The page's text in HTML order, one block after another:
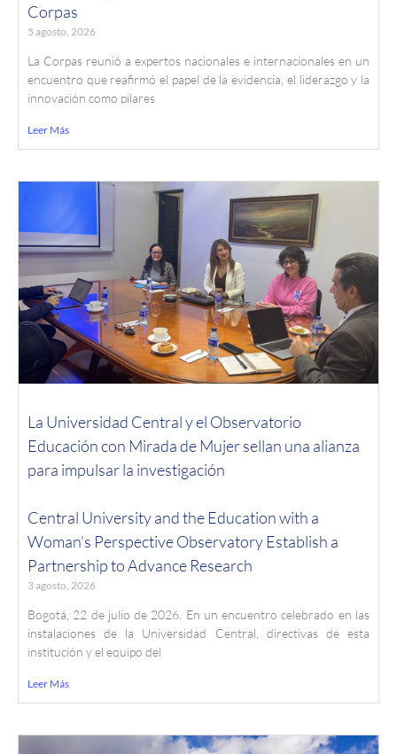
Corpas
5 agosto, 2026
La Corpas reunió a expertos nacionales e internacionales en un
encuentro que reafirmó el papel de la evidencia, el liderazgo y la
innovación como pilares
Leer Más
La Universidad Central y el Observatorio
Educación con Mirada de Mujer sellan una alianza
para impulsar la investigación
Central University and the Education with a
Woman’s Perspective Observatory Establish a
Partnership to Advance Research
3 agosto, 2026
Bogotá, 22 de julio de 2026. En un encuentro celebrado en las
instalaciones de la Universidad Central, directivas de esta
institución y el equipo del
Leer Más